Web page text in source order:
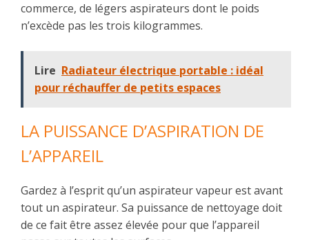
commerce, de légers aspirateurs dont le poids
n’excède pas les trois kilogrammes.
Lire Radiateur électrique portable : idéal
pour réchauffer de petits espaces
LA PUISSANCE D’ASPIRATION DE
L’APPAREIL
Gardez à l’esprit qu’un aspirateur vapeur est avant
tout un aspirateur. Sa puissance de nettoyage doit
de ce fait être assez élevée pour que l’appareil